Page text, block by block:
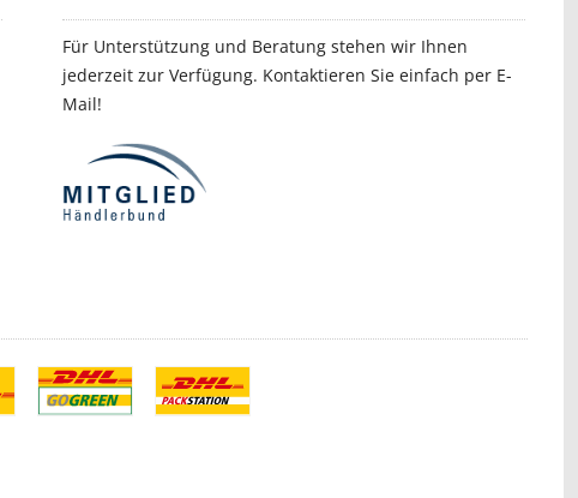
Für Unterstützung und Beratung stehen wir Ihnen
jederzeit zur Verfügung. Kontaktieren Sie einfach per E-
Mail!